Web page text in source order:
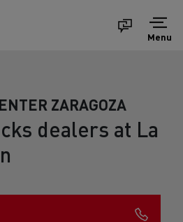
Menu
ZARAGOZA
dealers at La